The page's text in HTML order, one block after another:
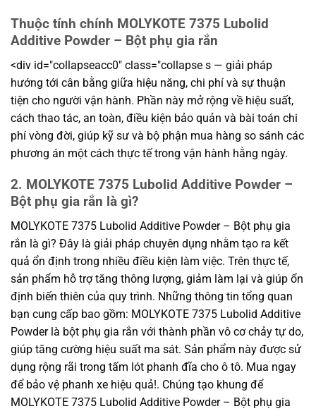
Thuộc tính chính MOLYKOTE 7375 Lubolid
Additive Powder – Bột phụ gia rắn
<div id="collapseacc0" class="collapse s — giải pháp
hướng tới cân bằng giữa hiệu năng, chi phí và sự thuận
tiện cho người vận hành. Phần này mở rộng về hiệu suất,
cách thao tác, an toàn, điều kiện bảo quản và bài toán chi
phí vòng đời, giúp kỹ sư và bộ phận mua hàng so sánh các
phương án một cách thực tế trong vận hành hằng ngày.
2. MOLYKOTE 7375 Lubolid Additive Powder –
Bột phụ gia rắn là gì?
MOLYKOTE 7375 Lubolid Additive Powder – Bột phụ gia
rắn là gì? Đây là giải pháp chuyên dụng nhằm tạo ra kết
quả ổn định trong nhiều điều kiện làm việc. Trên thực tế,
sản phẩm hỗ trợ tăng thông lượng, giảm làm lại và giúp ổn
định biến thiên của quy trình. Những thông tin tổng quan
bạn cung cấp bao gồm: MOLYKOTE 7375 Lubolid Additive
Powder là bột phụ gia rắn với thành phần vô cơ chảy tự do,
giúp tăng cường hiệu suất ma sát. Sản phẩm này được sử
dụng rộng rãi trong tấm lót phanh đĩa cho ô tô. Mua ngay
để bảo vệ phanh xe hiệu quả!. Chúng tạo khung để
MOLYKOTE 7375 Lubolid Additive Powder – Bột phụ gia